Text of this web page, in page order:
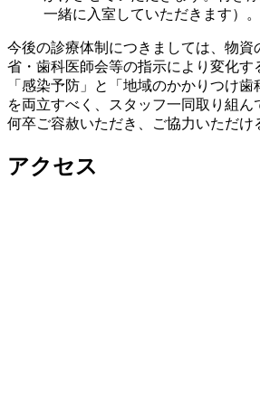
一緒に入室していただきます）。
今後の診療体制につきましては、物資
省・歯科医師会等の指示により変化す
「感染予防」と「地域のかかりつけ歯
を両立すべく、スタッフ一同取り組ん
何卒ご容赦いただき、ご協力いただけ
アクセス